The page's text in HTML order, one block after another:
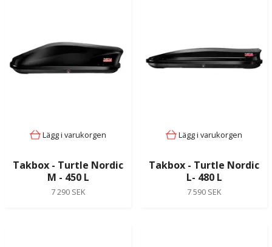
Lägg i varukorgen
Takbox - Turtle Nordic
M - 450 L
7 290 SEK
Lägg i varukorgen
Takbox - Turtle Nordic
L- 480 L
7 590 SEK